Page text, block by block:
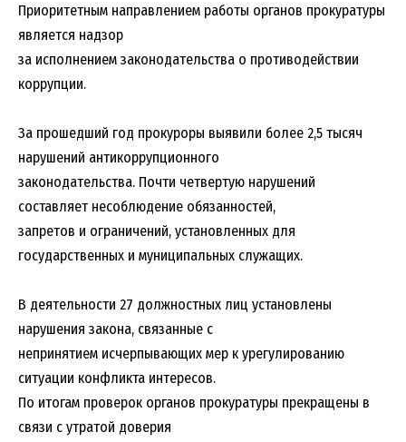
Приоритетным направлением работы органов прокуратуры
является надзор
за исполнением законодательства о противодействии
коррупции.
За прошедший год прокуроры выявили более 2,5 тысяч
нарушений антикоррупционного
законодательства. Почти четвертую нарушений
составляет несоблюдение обязанностей,
запретов и ограничений, установленных для
государственных и муниципальных служащих.
В деятельности 27 должностных лиц установлены
нарушения закона, связанные с
непринятием исчерпывающих мер к урегулированию
ситуации конфликта интересов.
По итогам проверок органов прокуратуры прекращены в
связи с утратой доверия